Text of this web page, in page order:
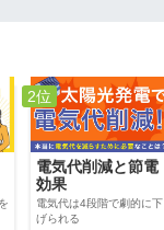
2位
電気代削減と節電
効果
電気代は4段階で劇的に下
げられる